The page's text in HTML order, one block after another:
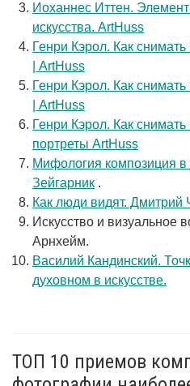
Иоханнес Иттен.
искусства. ArtHuss
Генри Кэрол. Как
| ArtHuss
Генри Кэрол. Как
| ArtHuss
Генри Кэрол. Как
портреты ArtHuss
Мифология композиция
Зейгарник .
Как люди видят.
Искусство и визуальное
Арнхейм.
Василий Кандинский.
духовном в искусстве.
ТОП 10 приемов